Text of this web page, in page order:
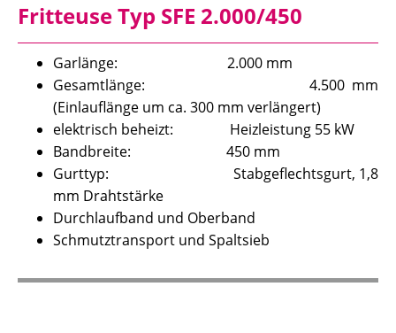
Fritteuse Typ SFE 2.000/450
Garlänge: 2.000 mm
Gesamtlänge: 4.500 mm
(Einlauflänge um ca. 300 mm verlängert)
elektrisch beheizt: Heizleistung 55 kW
Bandbreite: 450 mm
Gurttyp: Stabgeflechtsgurt, 1,8
mm Drahtstärke
Durchlaufband und Oberband
Schmutztransport und Spaltsieb